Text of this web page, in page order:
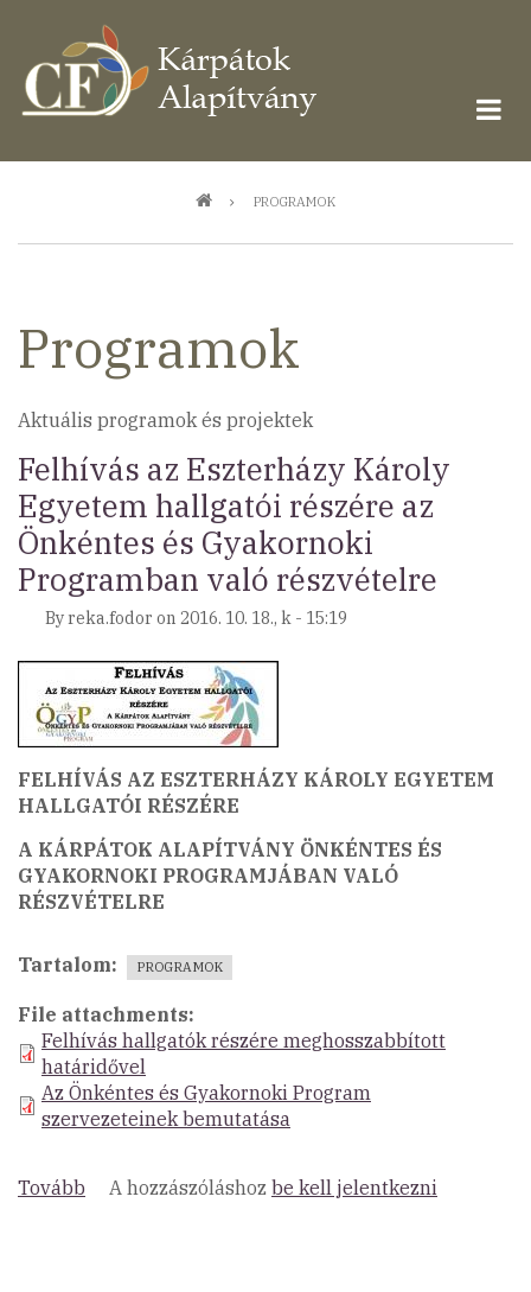
tartalomra
PROGRAMOK
Programok
Aktuális programok és projektek
Felhívás az Eszterházy Károly
Egyetem hallgatói részére az
Önkéntes és Gyakornoki
Programban való részvételre
By reka.fodor on 2016. 10. 18., k - 15:19
FELHÍVÁS AZ ESZTERHÁZY KÁROLY EGYETEM
HALLGATÓI RÉSZÉRE
A KÁRPÁTOK ALAPÍTVÁNY ÖNKÉNTES ÉS
GYAKORNOKI PROGRAMJÁBAN VALÓ
RÉSZVÉTELRE
Tartalom PROGRAMOK
File attachments
Felhívás hallgatók részére meghosszabbított
határidővel
Az Önkéntes és Gyakornoki Program
szervezeteinek bemutatása
Tovább (Felhívás
A hozzászóláshoz be kell jelentkezni